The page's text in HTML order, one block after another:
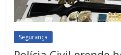
Segurança